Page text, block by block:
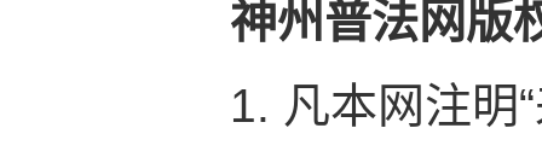
神州普法网版
1. 凡本网注明